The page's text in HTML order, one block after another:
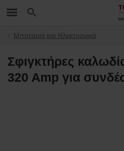
Μπαταρία και Ηλεκτρονικά
Σφιγκτήρες
320 Amp για